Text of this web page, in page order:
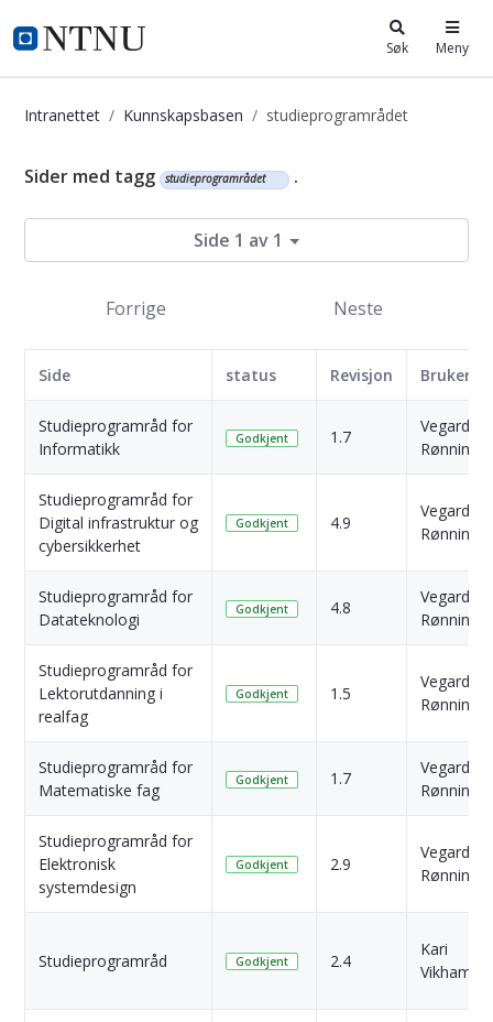
i.ntnu.no Søk Meny
Intranettet Kunnskapsbasen studieprogramrådet
Kunnskapsbasen
Sider med tagg studieprogramrådet .
Side 1 av 1
Forrige Neste
Side status Revisjon Bruker
Studieprogramråd for
Informatikk
Godkjent 1.7
Vegard
Rønning
Studieprogramråd for
Digital infrastruktur og
cybersikkerhet
Godkjent 4.9
Vegard
Rønning
Studieprogramråd for
Datateknologi
Godkjent 4.8
Vegard
Rønning
Studieprogramråd for
Lektorutdanning i
realfag
Godkjent 1.5
Vegard
Rønning
Studieprogramråd for
Matematiske fag
Godkjent 1.7
Vegard
Rønning
Studieprogramråd for
Elektronisk
systemdesign
Godkjent 2.9
Vegard
Rønning
Studieprogramråd Godkjent 2.4
Kari